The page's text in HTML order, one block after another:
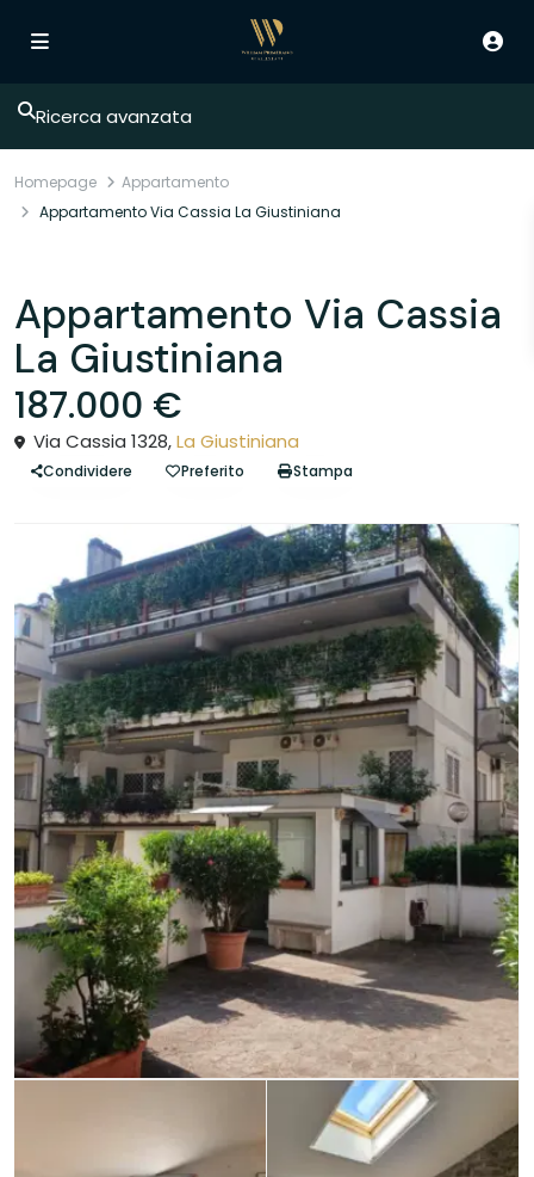
Ricerca avanzata
Homepage
Appartamento
Appartamento Via Cassia La Giustiniana
Appartamento Via Cassia
La Giustiniana
187.000 €
Via Cassia 1328,La Giustiniana
Condividere Preferito Stampa